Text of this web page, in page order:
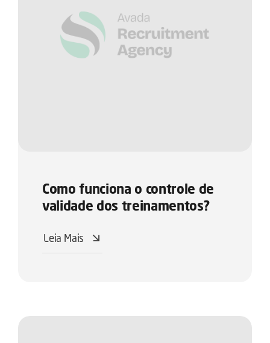
Como funciona o controle de
validade dos treinamentos?
Leia Mais